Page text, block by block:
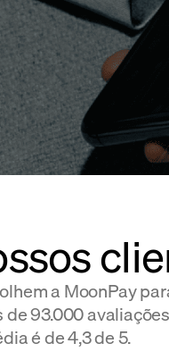
a MoonPay
93.000
é de 4,3 de 5.